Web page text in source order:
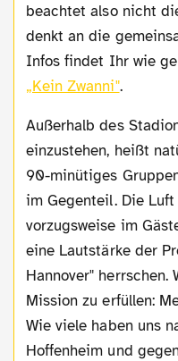
beachtet also nicht
denkt an die
Infos findet Ihr wie
„Kein Zwanni".
Außerhalb des Stadions gemeinsam für etwas
einzustehen, heißt
90-minütiges
im Gegenteil. Die
vorzugsweise im
eine Lautstärke der
Hannover"
Mission zu erfüllen:
Wie viele haben uns
Hoffenheim und